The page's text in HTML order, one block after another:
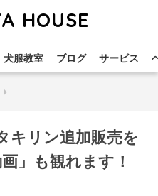
HOUSE
犬服教室 ブログ サービス
キリン追加販売を
」も観れます！